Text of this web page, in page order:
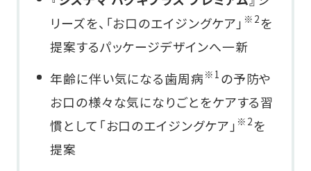
リーズを、「お口のエイジングケア」 ※2を
提案するパッケージデザインへ一新
年齢に伴い気になる歯周病 ※1 の予防や
お口の様々な気になりごとをケアする習
慣として「お口のエイジングケア」 ※2を
提案